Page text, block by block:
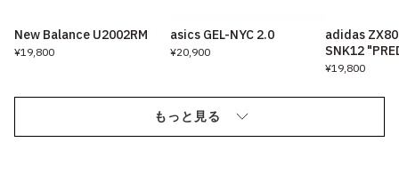
New Balance U2002RM
¥19,800
asics GEL-NYC 2.0
¥20,900
adidas
SNK12
¥19,800
もっと見る